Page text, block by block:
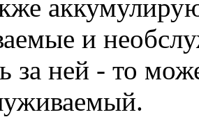
и
за ней - то